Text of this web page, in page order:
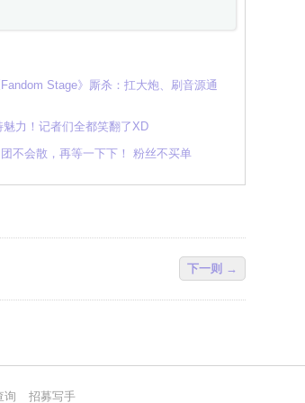
Stage》厮杀：扛大炮、刷音源通
魅力！记者们全都笑翻了XD
不会散，再等一下下！ 粉丝不买单
下一则 →
询 招募写手